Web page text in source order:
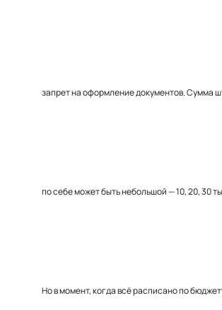
запрет на оформление документов. Сумма
по себе может быть небольшой — 10, 20, 30
Но в момент, когда всё расписано по